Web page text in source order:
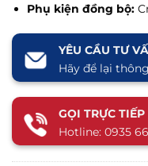
Phụ kiện đồng bộ:
YÊU CẦU TƯ
Hãy để lại
GỌI TRỰC TIẾP
Hotline: 0935